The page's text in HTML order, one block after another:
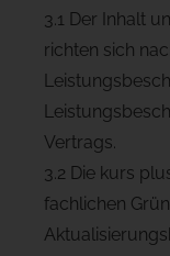
3.1 Der Inhalt
richten sich
Vertrags.
3.2 Die kurs
fachlichen